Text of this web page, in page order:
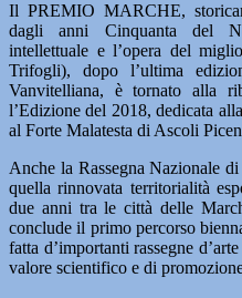
Il PREMIO MARCHE,
dagli anni Cinquanta del
intellettuale e l’opera del
Trifogli), dopo l’ultima
Vanvitelliana, è tornato alla
l’Edizione del 2018, dedicata
al Forte Malatesta di Ascoli
Anche la Rassegna Nazionale
quella rinnovata territorialità
due anni tra le città delle
conclude il primo percorso
fatta d’importanti rassegne
valore scientifico e di